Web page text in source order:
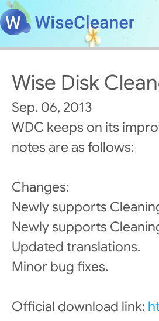
Wise Disk
Sep. 06, 2013
WDC keeps on its
notes are as follows:
Changes:
Newly supports
Newly supports
Updated translations.
Minor bug fixes.
Official download link: